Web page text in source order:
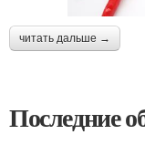
читать дальше →
Последние